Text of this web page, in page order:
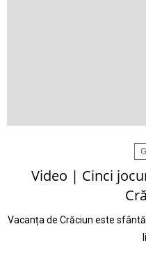
Video | Cinci
Vacanța de Crăciun este